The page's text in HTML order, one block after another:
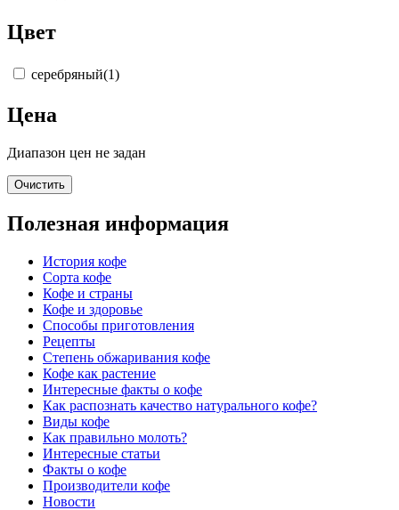
Цвет
серебряный(1)
Цена
Диапазон цен не задан
Очистить
Полезная информация
История кофе
Сорта кофе
Кофе и страны
Кофе и здоровье
Способы приготовления
Рецепты
Степень обжаривания кофе
Кофе как растение
Интересные факты о кофе
Как распознать качество натурального кофе?
Виды кофе
Как правильно молоть?
Интересные статьи
Факты о кофе
Производители кофе
Новости